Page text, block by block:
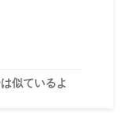
似ているよ